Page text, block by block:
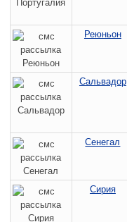
Реюньон
Сальвадор
Сенегал
Сирия